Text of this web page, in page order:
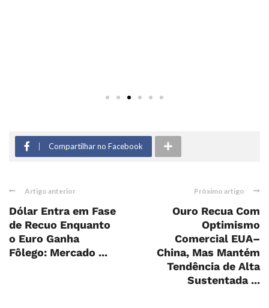
Compartilhar no Facebook
Artigo anterior
Dólar Entra em Fase
de Recuo Enquanto
o Euro Ganha
Fôlego: Mercado ...
Próximo artigo
Ouro Recua Com
Optimismo
Comercial EUA–
China, Mas Mantém
Tendência de Alta
Sustentada ...